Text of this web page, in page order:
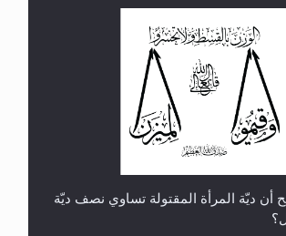
الموعود عليه السلام.. 4...
أن ديّة المرأة المقتولة تساوي نصف ديّة